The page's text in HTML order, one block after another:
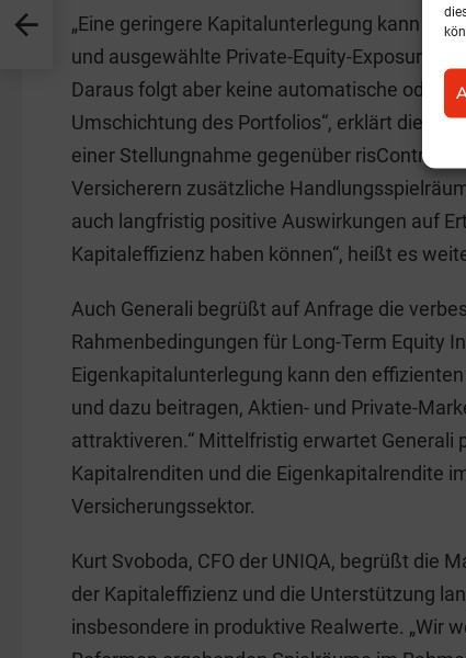
„Eine geringere Kapitalunterlegung kann
und ausgewählte Private-Equity-Exposures
Daraus folgt aber keine automatische oder
Umschichtung des Portfolios“, erklärt die
einer Stellungnahme gegenüber risControl.
Versicherern zusätzliche
auch langfristig positive Auswirkungen auf
Kapitaleffizienz haben können“, heißt es
Auch Generali begrüßt auf Anfrage die
Rahmenbedingungen für Long-Term Equity
Eigenkapitalunterlegung kann den
und dazu beitragen, Aktien- und Private-
attraktiveren.“ Mittelfristig erwartet Generali
Kapitalrenditen und die Eigenkapitalrendite
Versicherungssektor.
Kurt Svoboda, CFO der UNIQA, begrüßt die
der Kapitaleffizienz und die Unterstützung
insbesondere in produktive Realwerte. „Wir